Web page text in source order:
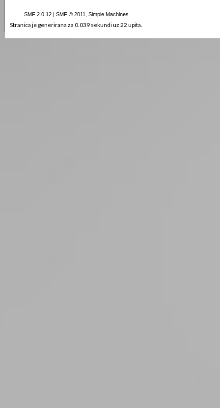
SMF 2.0.12| SMF © 2011 Simple Machines
Stranica je generirana za 0.039 sekundi uz 22 upita.